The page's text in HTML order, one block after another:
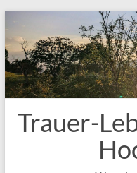
Inhalt
springen
Trauer-